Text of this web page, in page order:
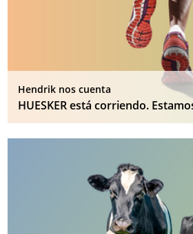
Hendrik nos cuenta
HUESKER está corriendo.